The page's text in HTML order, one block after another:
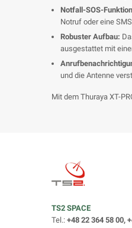
Notfall-SOS-
Notruf oder eine
Robuster Aufbau:
ausgestattet mit
und die Antenne
Mit dem Thuraya XT-
TS2 SPACE
Tel.: +48 22 364 58 00,